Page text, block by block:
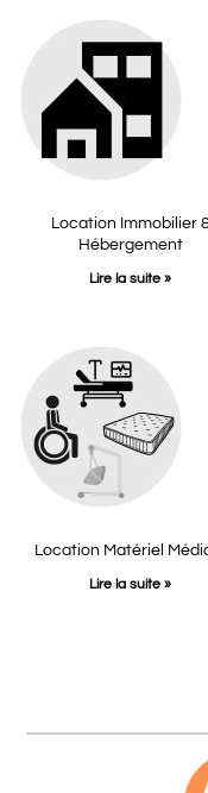
Location Immobilier
Hébergement
Lire la suite »
Location Matériel
Lire la suite »